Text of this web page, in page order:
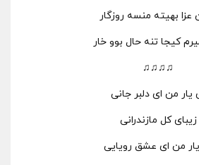
بهیته منسه روزگار
کیجا تنه حال بوو خار
♫♫♫♫
یار من ای دلبر جانی
زیبای کل مازندرانی
من ای عشق رویایی